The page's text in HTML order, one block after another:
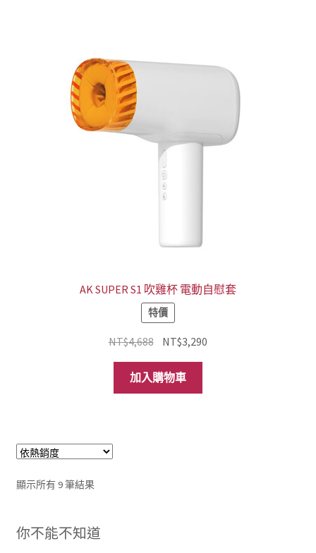
AK SUPER S1 吹雞杯 電動自慰套
特價
NT$4,688 原
始
價
格：
NT$3,290
加入購物車
顯示所有 9 筆結果依
度
你不能不知道